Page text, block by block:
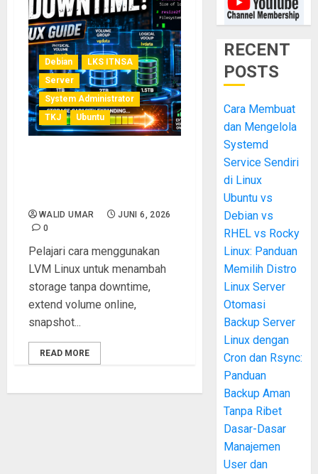
Debian
LKS ITNSA
Server
System Administrator
TKJ
Ubuntu
WALID UMAR
JUNI 6, 2026
0
Pelajari cara menggunakan
LVM Linux untuk menambah
storage tanpa downtime,
extend volume online,
snapshot...
READ MORE
RECENT
POSTS
Cara Membuat
dan Mengelola
Systemd
Service Sendiri
di Linux
Ubuntu vs
Debian vs
RHEL vs Rocky
Linux: Panduan
Memilih Distro
Linux Server
Otomasi
Backup Server
Linux dengan
Cron dan Rsync:
Panduan
Backup Aman
Tanpa Ribet
Dasar-Dasar
Manajemen
User dan